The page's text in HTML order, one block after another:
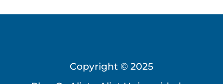
Copyright © 2025